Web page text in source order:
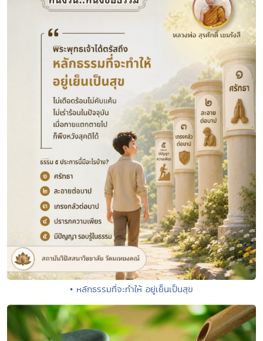
• หลักธรรมที่จะทำให้ อยู่เย็นเป็นสุข